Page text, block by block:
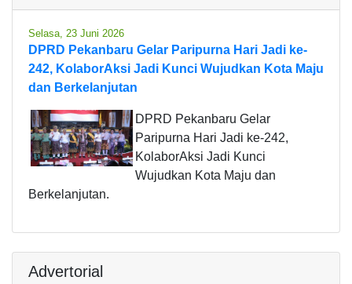
Selasa, 23 Juni 2026
DPRD Pekanbaru Gelar Paripurna Hari Jadi ke-
242, KolaborAksi Jadi Kunci Wujudkan Kota Maju
dan Berkelanjutan
DPRD Pekanbaru Gelar
Paripurna Hari Jadi ke-242,
KolaborAksi Jadi Kunci
Wujudkan Kota Maju dan
Berkelanjutan.
Advertorial